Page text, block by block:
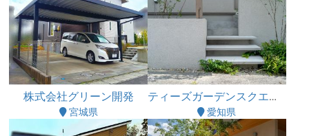
株式会社グリーン開発
宮城県
ティーズガーデンスクエア株式会社
愛知県